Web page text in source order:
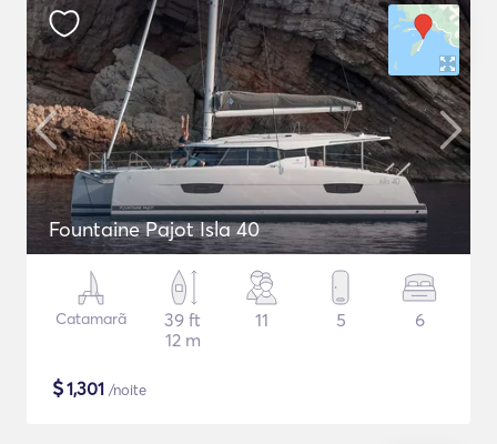
Fountaine Pajot Isla 40
Catamarã
39 ft
12 m
11 5 6
$1,301 /noite